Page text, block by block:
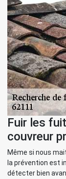
Fuir les
couvreur
Même si nous
la prévention est
détecter bien